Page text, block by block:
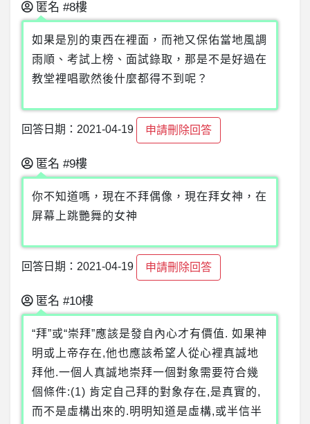
匿名 #8樓
如果是別的東西在裡面，而祂又保佑當地風調
雨順、考試上榜、面試錄取，那是不是好過在
教堂裡唱歌然後什麼都得不到呢？
回答日期：2021-04-19 申請刪除回答
匿名 #9樓
你不知道嗎，現在不拜偶像，現在拜女神，在
屏幕上跳艷舞的女神
回答日期：2021-04-19 申請刪除回答
匿名 #10樓
“拜”或“崇拜”應該是發自內心才有價值. 如果神
明或上帝存在,他也應該希望人從心裡真誠地
拜他.一個人真誠地崇拜一個對象需要符合幾
個條件:(1) 肯定自己拜的對象存在,是真實的,
而不是虛構出來的.明明知道是虛構,或半信半